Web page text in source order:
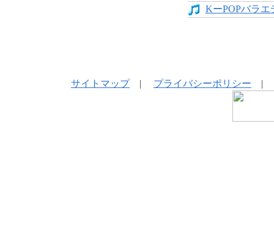
KーPOPバラエ
サイトマップ| プライバシーポリシー